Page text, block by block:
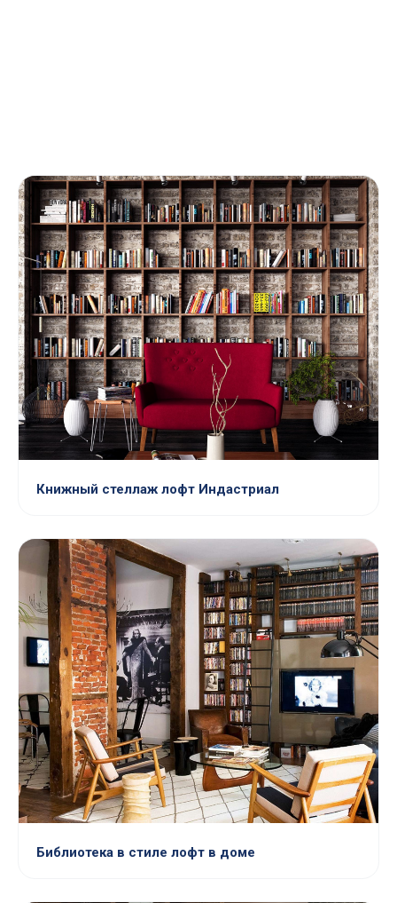
Книжный стеллаж лофт Индастриал
Библиотека в стиле лофт в доме